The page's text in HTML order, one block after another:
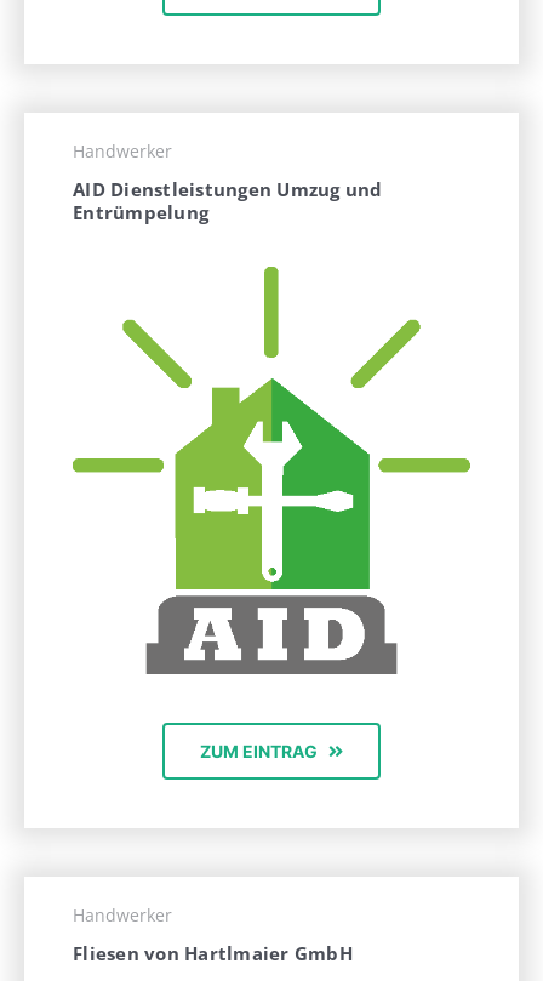
Handwerker
AID Dienstleistungen Umzug und
Entrümpelung
ZUM EINTRAG
Handwerker
Fliesen von Hartlmaier GmbH